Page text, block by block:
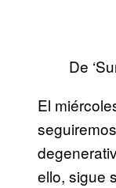
De
El
ello, sigue